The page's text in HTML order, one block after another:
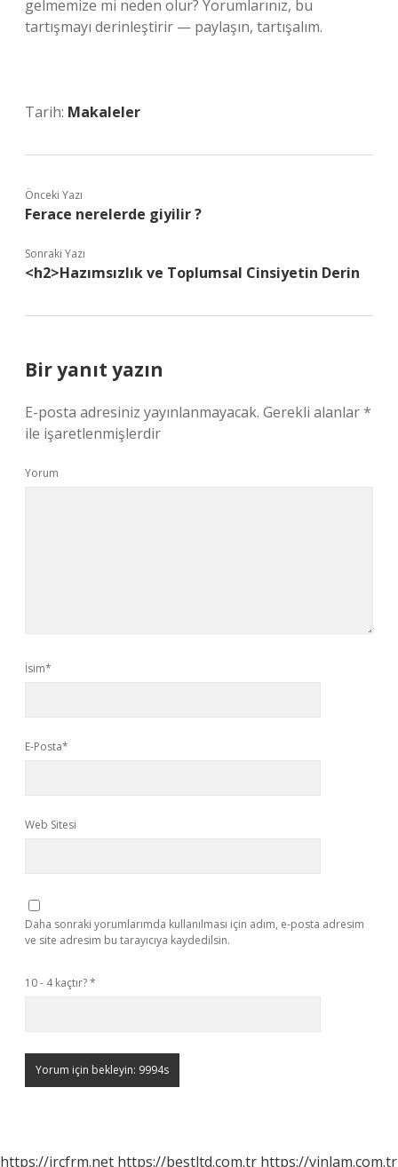
gelmemize mi neden olur? Yorumlarınız, bu
tartışmayı derinleştirir — paylaşın, tartışalım.
Tarih: Makaleler
Önceki Yazı
Ferace nerelerde giyilir ?
Sonraki Yazı
<h2>Hazımsızlık ve Toplumsal Cinsiyetin Derin
Bir yanıt yazın
E-posta adresiniz yayınlanmayacak. Gerekli alanlar*
ile işaretlenmişlerdir
Yorum
İsim*
E-Posta*
Web Sitesi
Daha sonraki yorumlarımda kullanılması için adım, e-posta adresim
ve site adresim bu tarayıcıya kaydedilsin.
10 - 4 kaçtır?*
https://ircfrm.net https://bestltd.com.tr https://vinlam.com.tr